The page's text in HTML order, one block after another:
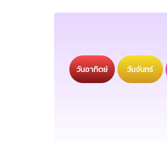
วันอาทิตย์ วันจันทร์